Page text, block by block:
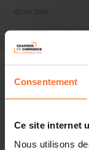
Consentement
Ce site internet
Nous utilisons
Infos pratiques